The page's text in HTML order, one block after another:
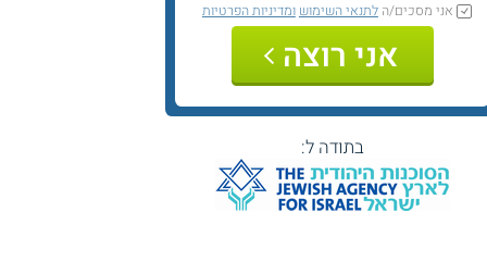
אני מסכים/הלתנאי השימוש ומדיניות הפרטיות
אני רוצה
בתודה ל: